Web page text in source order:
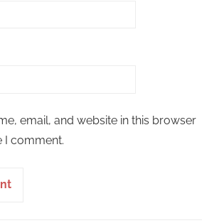
email, and website in this browser
I comment.